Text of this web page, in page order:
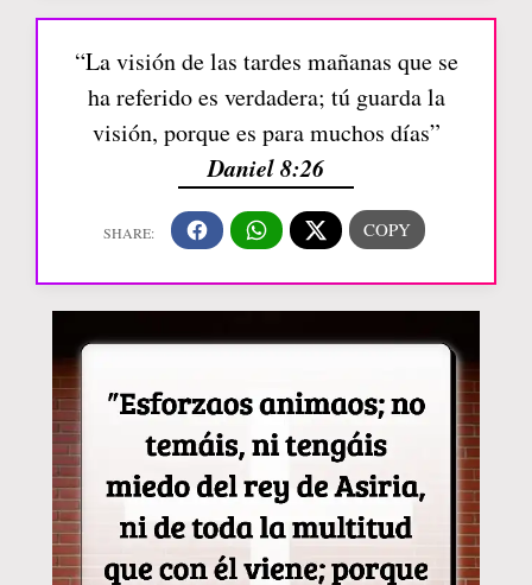
“La visión de las tardes mañanas que se
ha referido es verdadera; tú guarda la
visión, porque es para muchos días”
Daniel 8:26